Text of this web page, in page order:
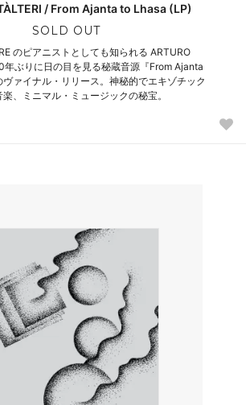
/ From Ajanta to Lhasa (LP)
SOLD OUT
のピアニストとしても知られる ARTURO
年ぶりに日の目を見る秘蔵音源『From Ajanta
ァイナル・リリース。神秘的でエキゾチック
、ミニマル・ミュージックの秘宝。